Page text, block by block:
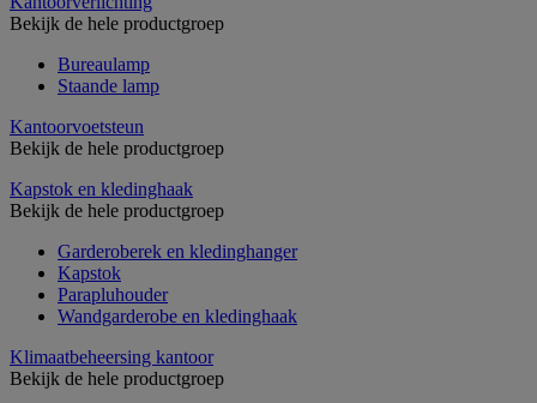
Bekijk de hele productgroep
Bureaulamp
Staande lamp
Kantoorvoetsteun
Bekijk de hele productgroep
Kapstok en kledinghaak
Bekijk de hele productgroep
Garderoberek en kledinghanger
Kapstok
Parapluhouder
Wandgarderobe en kledinghaak
Klimaatbeheersing kantoor
Bekijk de hele productgroep